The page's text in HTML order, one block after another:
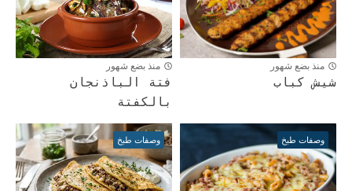
منذ بضع شهور
شيش كباب
منذ بضع شهور
فتة الباذنجان
بالكفتة
وصفات طبخ وصفات طبخ